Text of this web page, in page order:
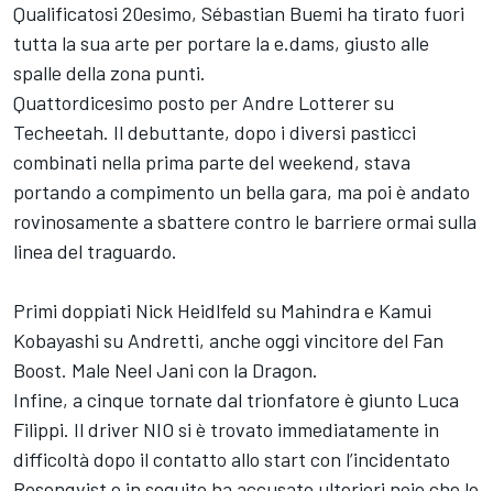
Qualificatosi 20esimo, Sébastian Buemi ha tirato fuori
tutta la sua arte per portare la e.dams, giusto alle
spalle della zona punti.
Quattordicesimo posto per Andre Lotterer su
Techeetah. Il debuttante, dopo i diversi pasticci
combinati nella prima parte del weekend, stava
portando a compimento un bella gara, ma poi è andato
rovinosamente a sbattere contro le barriere ormai sulla
linea del traguardo.
Primi doppiati Nick Heidlfeld su Mahindra e Kamui
Kobayashi su Andretti, anche oggi vincitore del Fan
Boost. Male Neel Jani con la Dragon.
Infine, a cinque tornate dal trionfatore è giunto Luca
Filippi. Il driver NIO si è trovato immediatamente in
difficoltà dopo il contatto allo start con l’incidentato